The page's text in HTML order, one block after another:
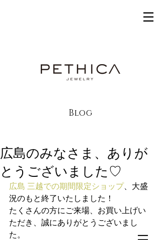
Blog
広島のみなさま、ありが
とうございました♡
広島 三越での期間限定ショップ、大盛
況のもと終了いたしました！
たくさんの方にご来場、お買い上げい
ただき、誠にありがとうございまし
た。